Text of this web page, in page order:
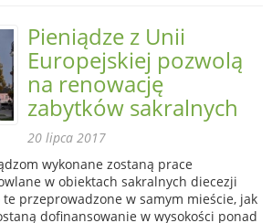
Pieniądze z Unii
Europejskiej pozwolą
na renowację
zabytków sakralnych
20 lipca 2017
wykonane zostaną prace
w obiektach sakralnych diecezji
przeprowadzone w samym mieście, jak
dofinansowanie w wysokości ponad